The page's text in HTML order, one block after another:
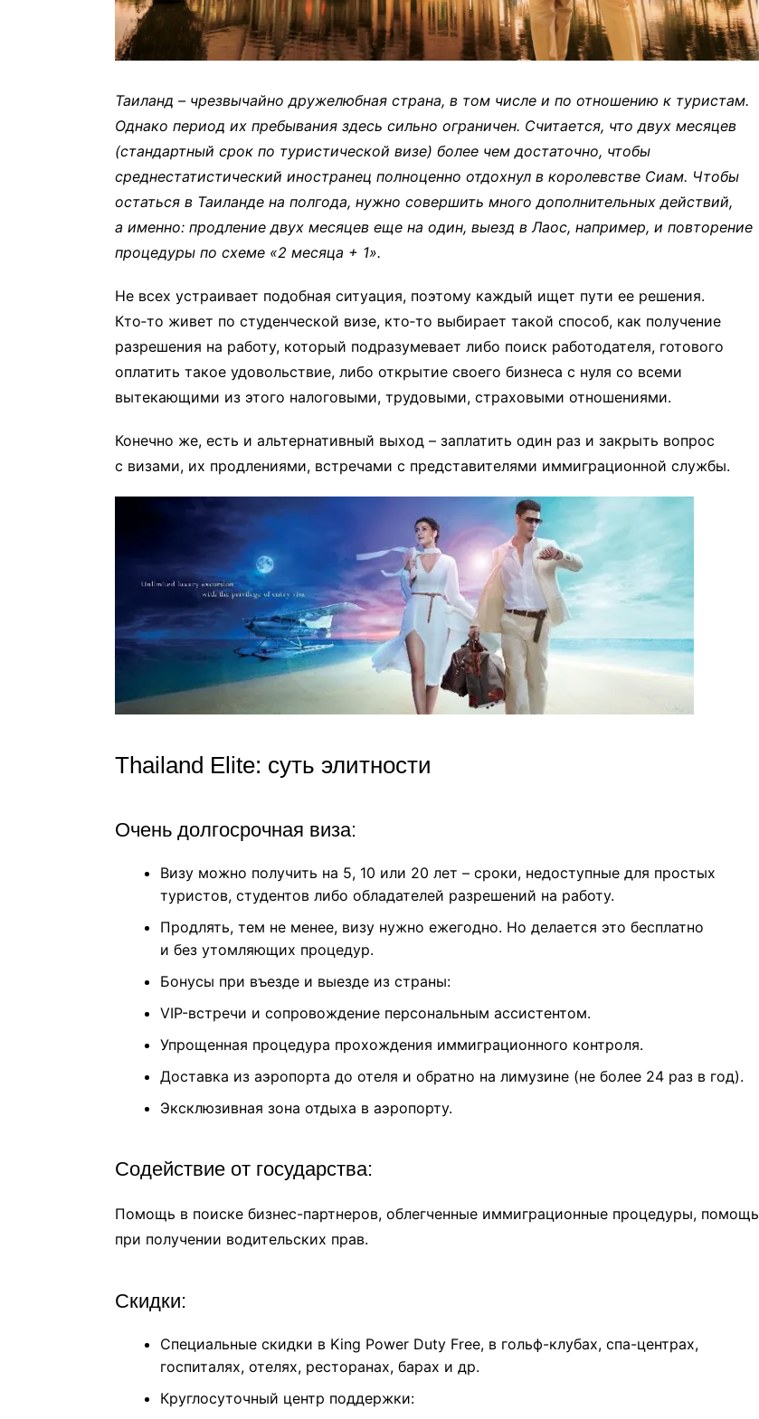
Таиланд – чрезвычайно дружелюбная страна, в том числе и по отношению к туристам.
Однако период их пребывания здесь сильно ограничен. Считается, что двух месяцев
(стандартный срок по туристической визе) более чем достаточно, чтобы
среднестатистический иностранец полноценно отдохнул в королевстве Сиам. Чтобы
остаться в Таиланде на полгода, нужно совершить много дополнительных действий,
а именно: продление двух месяцев еще на один, выезд в Лаос, например, и повторение
процедуры по схеме «2 месяца + 1».
Не всех устраивает подобная ситуация, поэтому каждый ищет пути ее решения.
Кто‑то живет по студенческой визе, кто‑то выбирает такой способ, как получение
разрешения на работу, который подразумевает либо поиск работодателя, готового
оплатить такое удовольствие, либо открытие своего бизнеса с нуля со всеми
вытекающими из этого налоговыми, трудовыми, страховыми отношениями.
Конечно же, есть и альтернативный выход – заплатить один раз и закрыть вопрос
с визами, их продлениями, встречами с представителями иммиграционной службы.
Thailand Elite: суть элитности
Очень долгосрочная виза:
Визу можно получить на 5, 10 или 20 лет – сроки, недоступные для простых
туристов, студентов либо обладателей разрешений на работу.
Продлять, тем не менее, визу нужно ежегодно. Но делается это бесплатно
и без утомляющих процедур.
Бонусы при въезде и выезде из страны:
VIP-встречи и сопровождение персональным ассистентом.
Упрощенная процедура прохождения иммиграционного контроля.
Доставка из аэропорта до отеля и обратно на лимузине (не более 24 раз в год).
Эксклюзивная зона отдыха в аэропорту.
Содействие от государства:
Помощь в поиске бизнес-партнеров, облегченные иммиграционные процедуры, помощь
при получении водительских прав.
Скидки:
Специальные скидки в King Power Duty Free, в гольф-клубах, спа-центрах,
госпиталях, отелях, ресторанах, барах и др.
Круглосуточный центр поддержки: